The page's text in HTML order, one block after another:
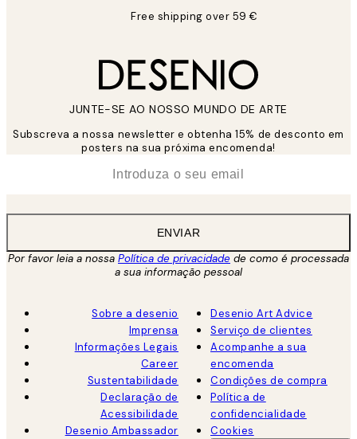
Free shipping over 59 €
JUNTE-SE AO NOSSO MUNDO DE ARTE
Subscreva a nossa newsletter e obtenha 15% de desconto em
posters na sua próxima encomenda!
ENVIAR
Por favor leia a nossa Política de privacidade de como é processada
a sua informação pessoal
Sobre a desenio
Imprensa
Informações Legais
Career
Sustentabilidade
Declaração de
Acessibilidade
Desenio Ambassador
Desenio Art Advice
Serviço de clientes
Acompanhe a sua
encomenda
Condições de compra
Política de
confidencialidade
Cookies